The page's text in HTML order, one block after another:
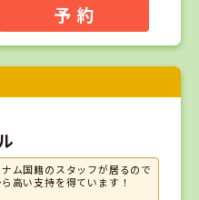
予 約
ム国籍のスタッフが居るので
高い支持を得ています！